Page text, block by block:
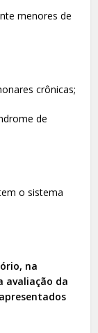
menores de
crônicas;
de
o sistema
na
avaliação da